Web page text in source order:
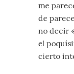
me
de
no decir
el
cierto